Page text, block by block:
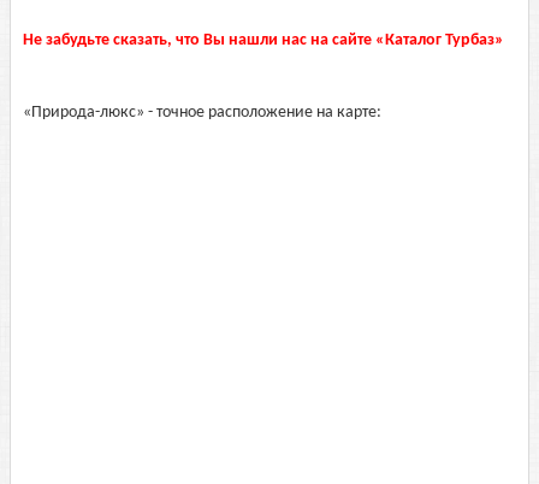
Не забудьте сказать, что Вы нашли нас на сайте «Каталог Турбаз»
«Природа-люкс» - точное расположение на карте: